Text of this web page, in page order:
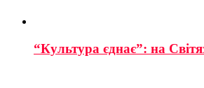
“Культура єднає”: на